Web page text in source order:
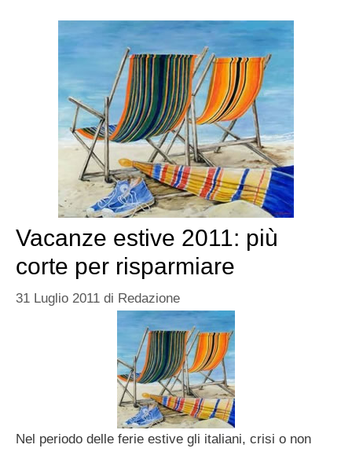
Vacanze estive 2011: più
corte per risparmiare
31 Luglio 2011 di Redazione
Nel periodo delle ferie estive gli italiani, crisi o non